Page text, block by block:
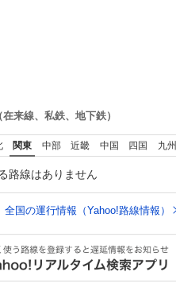
在来線、私鉄、地下鉄）
関東 中部 近畿 中国 四国 九州
路線はありません
全国の運行情報（Yahoo!路線情報）